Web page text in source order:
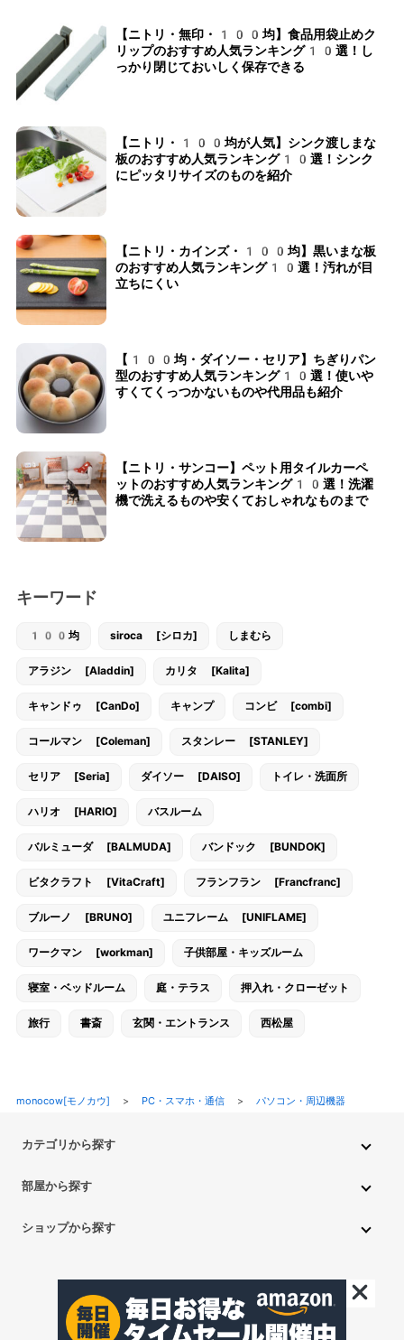
【ニトリ・無印・100均】食品用袋止めク
リップのおすすめ人気ランキング10選！し
っかり閉じておいしく保存できる
【ニトリ・100均が人気】シンク渡しまな
板のおすすめ人気ランキング10選！シンク
にピッタリサイズのものを紹介
【ニトリ・カインズ・100均】黒いまな板
のおすすめ人気ランキング10選！汚れが目
立ちにくい
【100均・ダイソー・セリア】ちぎりパン
型のおすすめ人気ランキング10選！使いや
すくてくっつかないものや代用品も紹介
【ニトリ・サンコー】ペット用タイルカーペ
ットのおすすめ人気ランキング10選！洗濯
機で洗えるものや安くておしゃれなものまで
キーワード
100均 siroca [シロカ] しまむら
アラジン [Aladdin] カリタ [Kalita]
キャンドゥ [CanDo] キャンプ コンビ [combi]
コールマン [Coleman] スタンレー [STANLEY]
セリア [Seria] ダイソー [DAISO] トイレ・洗面所
ハリオ [HARIO] バスルーム
バルミューダ [BALMUDA] バンドック [BUNDOK]
ビタクラフト [VitaCraft] フランフラン [Francfranc]
ブルーノ [BRUNO] ユニフレーム [UNIFLAME]
ワークマン [workman] 子供部屋・キッズルーム
寝室・ベッドルーム 庭・テラス 押入れ・クローゼット
旅行 書斎 玄関・エントランス 西松屋
monocow[モノカウ] > PC・スマホ・通信> パソコン・周辺機器
カテゴリから探す
ペット用品 ベビー・キッズ
部屋から探す
トイレ・洗面所 バスルーム 押入れ・クローゼット
玄関・エントランス 庭・テラス/a> 一人暮らし
ショップから探す
アイリスオーヤマ しまむら 西松屋 CanDo
©monocow All Rights Reserved.